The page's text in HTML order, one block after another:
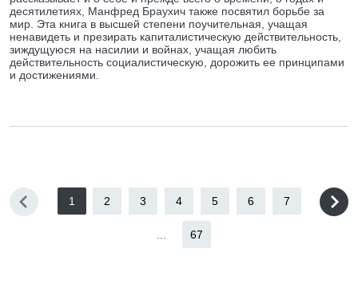
десятилетиях, Манфред Браухич также посвятил борьбе за
мир. Эта книга в высшей степени поучительная, учащая
ненавидеть и презирать капиталистическую действительность,
зиждущуюся на насилии и войнах, учащая любить
действительность социалистическую, дорожить ее принципами
и достижениями.
1 2 3 4 5 6 7
67